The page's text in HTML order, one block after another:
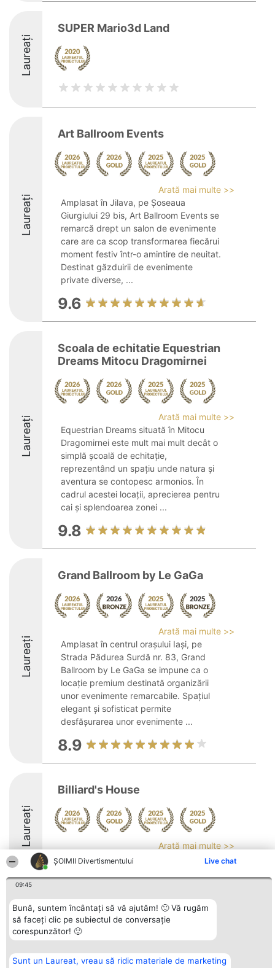
ŞOIMII Divertismentului Live chat
09:45
Bună, suntem încântați să vă ajutăm! 🙂 Vă rugăm
să faceți clic pe subiectul de conversație
corespunzător! 🙂
Sunt un Laureat, vreau să ridic materiale de marketing
Laureați
SUPER Mario3d Land
Laureați
Art Ballroom Events
Arată mai multe >>
Amplasat în Jilava, pe Șoseaua
Giurgiului 29 bis, Art Ballroom Events se
remarcă drept un salon de evenimente
care are ca scop transformarea fiecărui
moment festiv într-o amintire de neuitat.
Destinat găzduirii de evenimente
private diverse, ...
9.6
Laureați
Scoala de echitatie Equestrian
Dreams Mitocu Dragomirnei
Arată mai multe >>
Equestrian Dreams situată în Mitocu
Dragomirnei este mult mai mult decât o
simplă școală de echitație,
reprezentând un spațiu unde natura și
aventura se contopesc armonios. În
cadrul acestei locații, aprecierea pentru
cai și splendoarea zonei ...
9.8
Laureați
Grand Ballroom by Le GaGa
Arată mai multe >>
Amplasat în centrul orașului Iași, pe
Strada Pădurea Surdă nr. 83, Grand
Ballroom by Le GaGa se impune ca o
locație premium destinată organizării
unor evenimente remarcabile. Spațiul
elegant și sofisticat permite
desfășurarea unor evenimente ...
8.9
Laureați
Billiard's House
Arată mai multe >>
9.2
Organizator Ranking
BRIGHT SOLUTIONS BR SRL
Aleea Timisul De Sus 2 Bl. A30
Sc. A Et. 4 Ap. 13 Cod 061952
CUI 36737675
Plebiscyt
Câștigătorii
Laureaților
Statut
Contact